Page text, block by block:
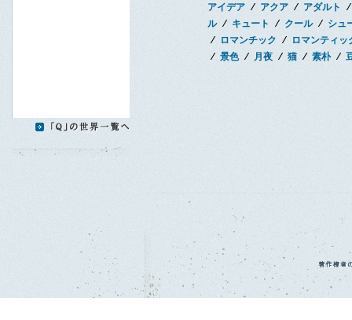
アイデア ∕ アクア ∕ アダルト
∕
ル
∕ キュート ∕ クール ∕
シュ
∕
ロマンチック ∕
ロマンティッ
∕ 景色 ∕ 月夜 ∕ 猫 ∕ 素朴 ∕